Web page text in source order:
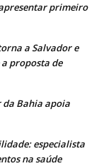
primeiro
a Salvador e
proposta de
da Bahia apoia
especialista
na saúde